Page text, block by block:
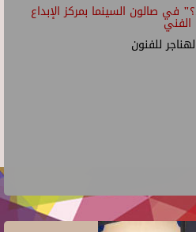
في صالون السينما بمركز الإبداع
الفني
للفنون